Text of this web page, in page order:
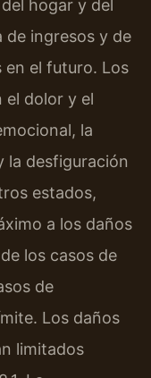
hogar y del
ingresos y de
en el futuro. Los
el dolor y el
la
la desfiguración
estados,
a los daños
los casos de
de
Los daños
limitados